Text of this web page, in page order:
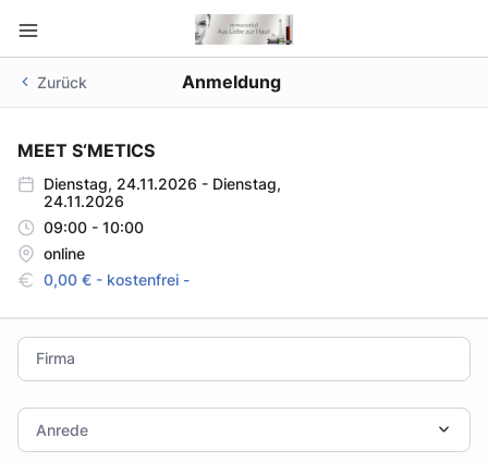
Startseite
Zurück Anmeldung
MEET S‘METICS
Dienstag, 24.11.2026 - Dienstag,
24.11.2026
09:00 - 10:00
online
0,00 € - kostenfrei -
Firma
Anrede